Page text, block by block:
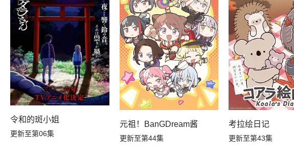
令和的斑小姐
更新至第06集
元祖！BanGDream酱
更新至第44集
考拉绘日记
更新至第43集